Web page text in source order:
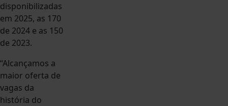
disponibilizadas
em 2025, as 170
de 2024 e as 150
de 2023.
“Alcançamos a
maior oferta de
vagas da
história do